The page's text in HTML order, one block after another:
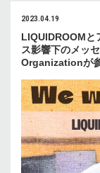
2023.04.19
LIQUIDROOMと
ス影響下のメッ
Organizationが